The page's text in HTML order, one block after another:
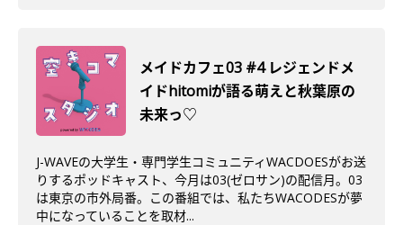
メイドカフェ03 #4 レジェンドメ
イドhitomiが語る萌えと秋葉原の
未来っ♡
J-WAVEの大学生・専門学生コミュニティWACDOESがお送
りするポッドキャスト、今月は03(ゼロサン)の配信月。03
は東京の市外局番。この番組では、私たちWACODESが夢
中になっていることを取材...